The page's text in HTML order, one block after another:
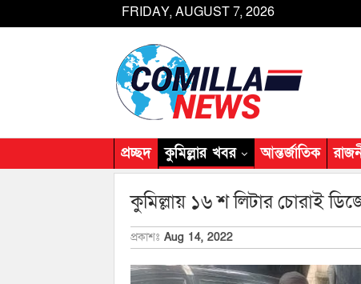
FRIDAY, AUGUST 7, 2026
প্রচ্ছদ কুমিল্লার খবর আন্তর্জাতিক
কুমিল্লায় ১৬ শ লিটার চোরাই
প্রকাশঃ Aug 14, 2022